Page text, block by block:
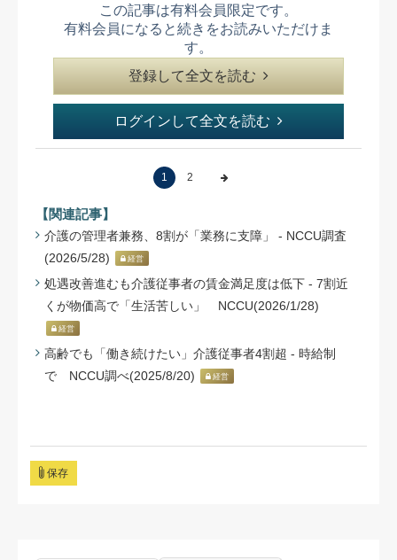
この記事は有料会員限定です。
有料会員になると続きをお読みいただけま
す。
登録して全文を読む
ログインして全文を読む
1 2
【関連記事】
介護の管理者兼務、8割が「業務に支障」 - NCCU調査
(2026/5/28)
経営
処遇改善進むも介護従事者の賃金満足度は低下 - 7割近
くが物価高で「生活苦しい」 NCCU(2026/1/28)
経営
高齢でも「働き続けたい」介護従事者4割超 - 時給制
で NCCU調べ(2025/8/20)
経営
保存